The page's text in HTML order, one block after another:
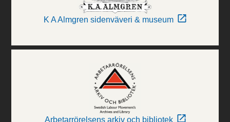
K A Almgren sidenväveri & museum
Arbetarrörelsens arkiv och bibliotek